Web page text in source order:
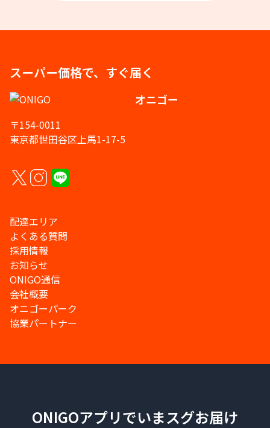
スーパー価格で、すぐ届く
オニゴー
〒154-0011
東京都世田谷区上馬1-17-5
配達エリア
よくある質問
採用情報
お知らせ
ONIGO通信
会社概要
オニゴーパーク
協業パートナー
ONIGOアプリでいまスグお届け